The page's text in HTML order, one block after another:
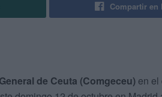
Compartir en
de Ceuta (Comgeceu) en el